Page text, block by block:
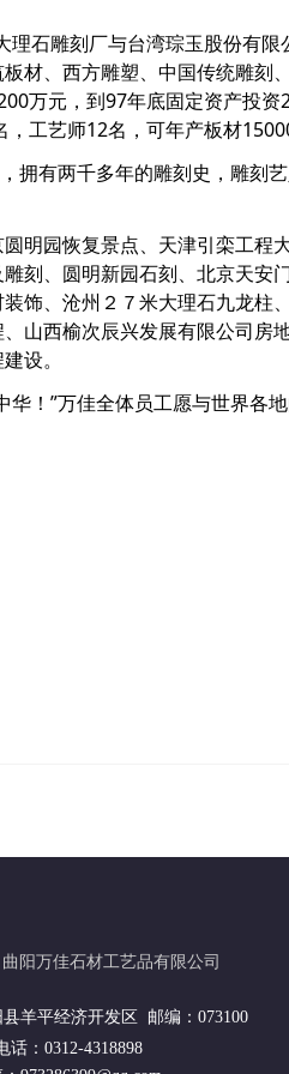
石雕刻厂与台湾琮玉股份有限
材、西方雕塑、中国传统雕刻
万元，到97年底固定资产投
工艺师12名，可年产板材
有两千多年的雕刻史，雕刻
园恢复景点、天津引栾工程大
刻、圆明新园石刻、北京天安
饰、沧州２７米大理石九龙柱
山西榆次辰兴发展有限公司房
设。
”万佳全体员工愿与世界各地
曲阳万佳石材工艺品有限公司
话：0312-4318898
羊平经济开发区 邮编：073100